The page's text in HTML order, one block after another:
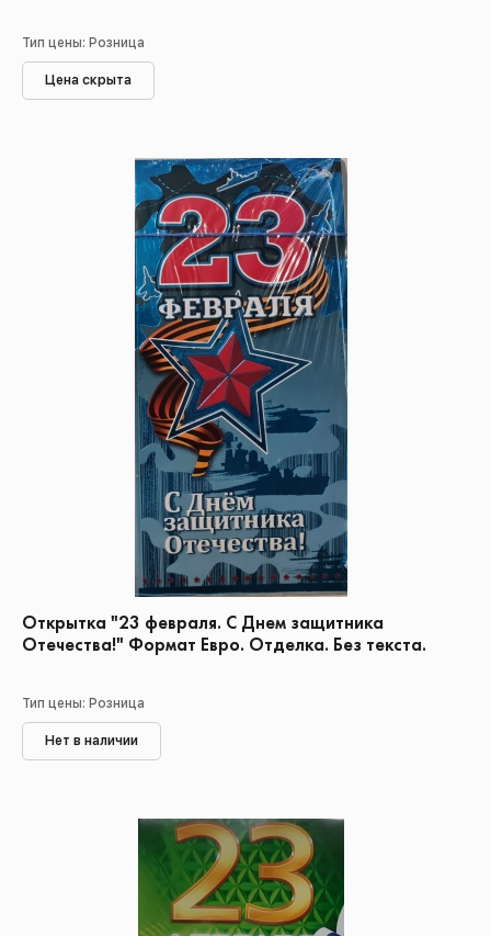
Тип цены: Розница
Цена скрыта
Открытка "23 февраля. С Днем защитника
Отечества!" Формат Евро. Отделка. Без текста.
Тип цены: Розница
Нет в наличии